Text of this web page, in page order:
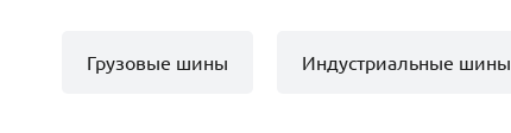
Грузовые шины Индустриальные шины